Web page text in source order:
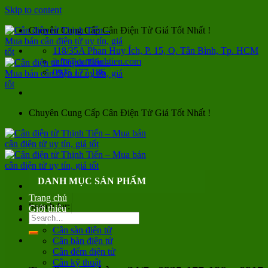
Skip to content
Chuyên Cung Cấp Cân Điện Tử Giá Tốt Nhất !
118/35A Phan Huy Ích, P. 15, Q. Tân Bình, Tp. HCM
info@canthinhtien.com
0935 177 186
Chuyên Cung Cấp Cân Điện Tử Giá Tốt Nhất !
Search for:
DANH MỤC SẢN PHẨM
Trang chủ
Giới thiệu
Sản phẩm
Cân sàn điện tử
Cân bàn điện tử
Cân đếm điện tử
Cân kỹ thuật